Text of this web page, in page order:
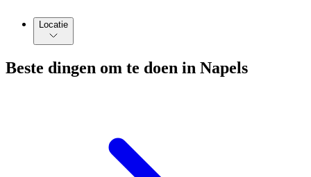
Locatie
Beste dingen om te doen in Napels